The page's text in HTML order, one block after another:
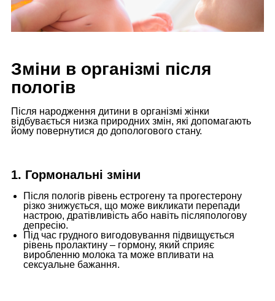
Зміни в організмі після
пологів
Після народження дитини в організмі жінки
відбувається низка природних змін, які допомагають
йому повернутися до допологового стану.
1. Гормональні зміни
Після пологів рівень естрогену та прогестерону
різко знижується, що може викликати перепади
настрою, дратівливість або навіть післяпологову
депресію.
Під час грудного вигодовування підвищується
рівень пролактину – гормону, який сприяє
виробленню молока та може впливати на
сексуальне бажання.